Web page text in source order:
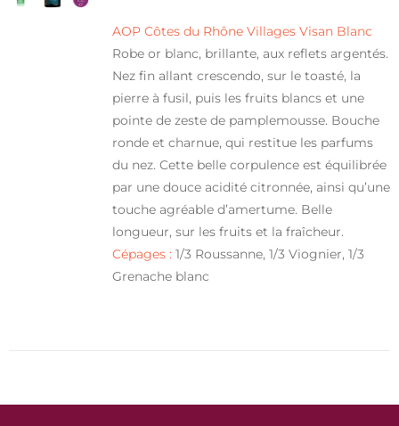
AOP Côtes du Rhône Villages Visan Blanc
Robe or blanc, brillante, aux reflets argentés.
Nez fin allant crescendo, sur le toasté, la
pierre à fusil, puis les fruits blancs et une
pointe de zeste de pamplemousse. Bouche
ronde et charnue, qui restitue les parfums
du nez. Cette belle corpulence est équilibrée
par une douce acidité citronnée, ainsi qu’une
touche agréable d’amertume. Belle
longueur, sur les fruits et la fraîcheur.
Cépages : 1/3 Roussanne, 1/3 Viognier, 1/3
Grenache blanc